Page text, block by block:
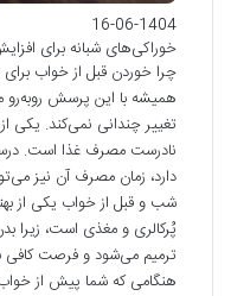
16-06-1404
خوراکی‌های شبانه برای
چرا خوردن قبل از خواب برای
همیشه با این پرسش
تغییر چندانی نمی‌کند. یکی
نادرست مصرف غذا است.
دارد، زمان مصرف آن نیز
شب و قبل از خواب یکی از
پُرکالری و مغذی است، زیرا
ترمیم می‌شود و فرصت کافی
هنگامی که شما پیش از